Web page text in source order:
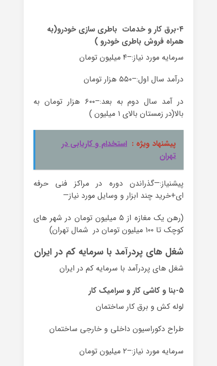
۴-برق کار و خدمات باطری سازی خودرو(به
همراه فروش باطری خودرو )
سرمایه مورد نیاز:–۴ میلیون تومان
درآمد سال اول:–۵۵۰ هزار تومان
در آمد سال دوم به بعد:–۶۰۰ هزار تومان به
بالا(در زمستان بالای ۱ میلیون )
پیشنهاد ویژه : استخدام و کاریابی در
تهران
پیشنیاز:—گذراندن دوره در مراکز فنی حرفه
ای+خرید چند ابزار و وسایل مورد نیاز—
(رهن یک مغازه از ۵ میلیون تومان در شهر های
کوچک تا ۱۰۰ میلیون تومان در شمال تهران)
شغل های پردرآمد با سرمایه کم در ایران
شغل های پردرآمد با سرمایه کم در ایران
۵-بنا و کاشی کار و سرامیک کار
لوله کش و برق کار ساختمان
طراح دکوراسیون داخلی و خارجی ساختمان
سرمایه مورد نیاز:–۲ میلیون تومان